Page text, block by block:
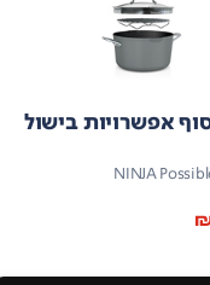
אפשרויות בישול
NINJA